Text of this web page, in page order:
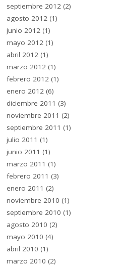
septiembre 2012 (2)
agosto 2012 (1)
junio 2012 (1)
mayo 2012 (1)
abril 2012 (1)
marzo 2012 (1)
febrero 2012 (1)
enero 2012 (6)
diciembre 2011 (3)
noviembre 2011 (2)
septiembre 2011 (1)
julio 2011 (1)
junio 2011 (1)
marzo 2011 (1)
febrero 2011 (3)
enero 2011 (2)
noviembre 2010 (1)
septiembre 2010 (1)
agosto 2010 (2)
mayo 2010 (4)
abril 2010 (1)
marzo 2010 (2)